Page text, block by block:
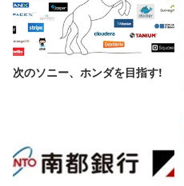
次のソニー、ホンダを目指す!